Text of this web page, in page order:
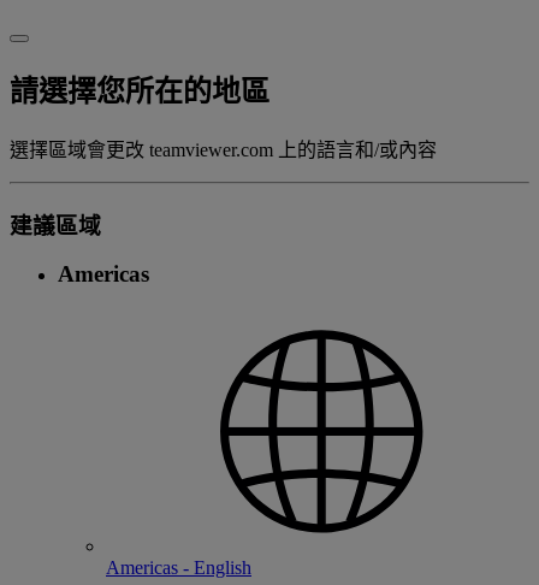
請選擇您所在的地區
選擇區域會更改 teamviewer.com 上的語言和/或內容
建議區域
Americas
Americas - English